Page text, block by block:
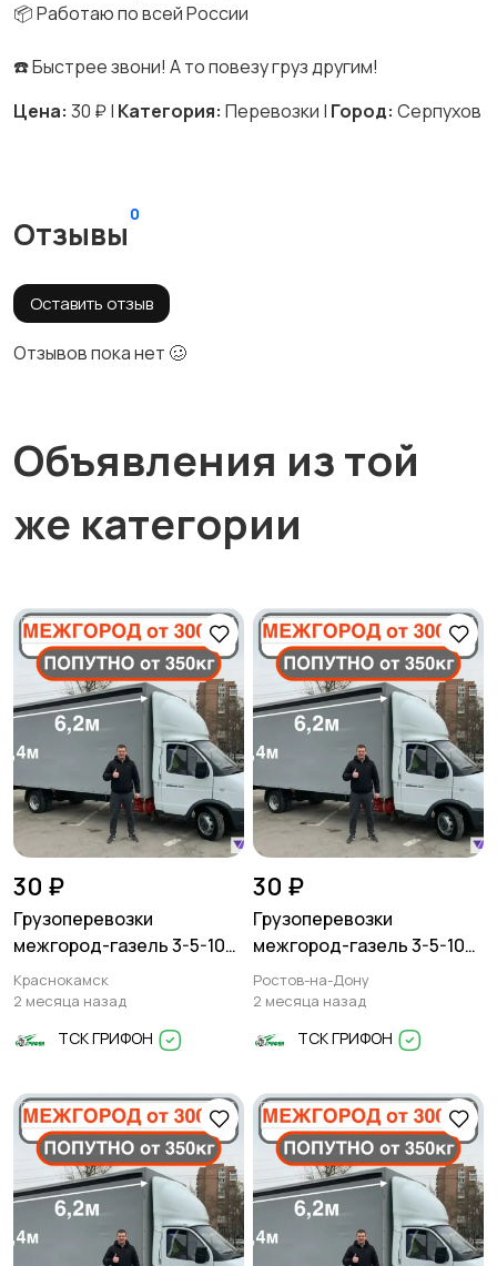
📦 Работаю по всей России
☎️ Быстрее звони! А то повезу груз другим!
Цена: 30 ₽ | Категория: Перевозки | Город: Серпухов
Отзывы
0
Оставить отзыв
Отзывов пока нет 🥴
Объявления из той
же категории
30 ₽
Грузоперевозки
межгород-газель 3-5-10
тонн
Краснокамск
2 месяца назад
ТСК ГРИФОН
30 ₽
Грузоперевозки
межгород-газель 3-5-10
тонн
Ростов-на-Дону
2 месяца назад
ТСК ГРИФОН